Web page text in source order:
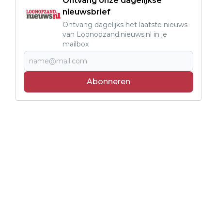
nieuwsbrief
Ontvang dagelijks het laatste nieuws
van Loonopzand.nieuws.nl in je
mailbox
Abonneren